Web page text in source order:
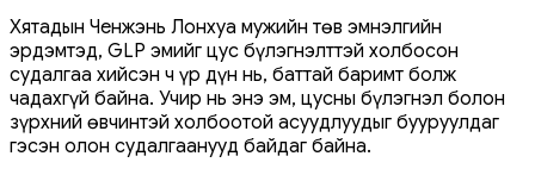
Хятадын Ченжэнь Лонхуа мужийн төв эмнэлгийн
эрдэмтэд, GLP эмийг цус бүлэгнэлттэй холбосон
судалгаа хийсэн ч үр дүн нь, баттай баримт болж
чадахгүй байна. Учир нь энэ эм, цусны бүлэгнэл болон
зүрхний өвчинтэй холбоотой асуудлуудыг бууруулдаг
гэсэн олон судалгаанууд байдаг байна.